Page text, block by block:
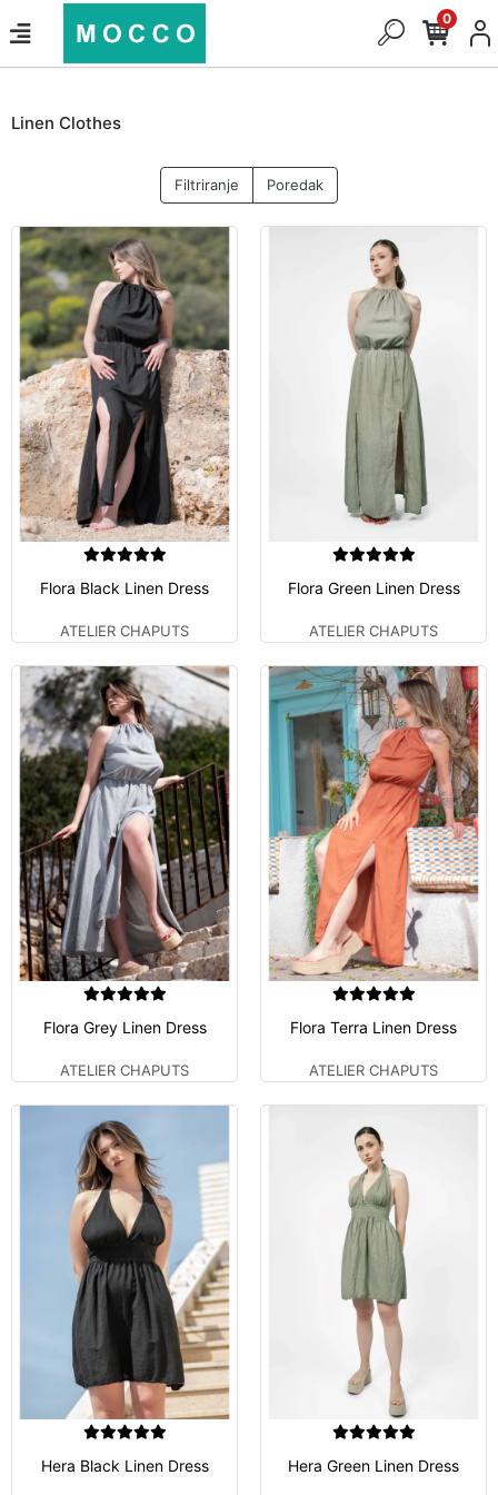
0
Linen Clothes
Filtriranje Poredak
Flora Black Linen Dress
ATELIER CHAPUTS
Flora Green Linen Dress
ATELIER CHAPUTS
Flora Grey Linen Dress
ATELIER CHAPUTS
Flora Terra Linen Dress
ATELIER CHAPUTS
Hera Black Linen Dress Hera Green Linen Dress